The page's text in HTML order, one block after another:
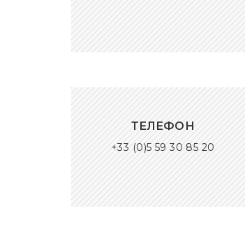
ТЕЛЕФОН
+33 (0)5 59 30 85 20